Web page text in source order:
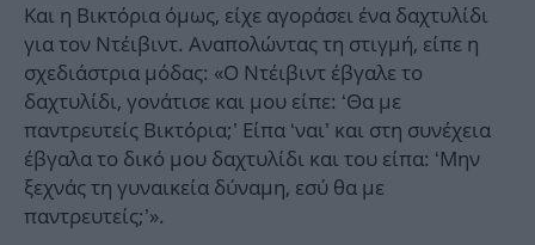
Και η Βικτόρια όμως, είχε αγοράσει ένα δαχτυλίδι
για τον Ντέιβιντ. Αναπολώντας τη στιγμή, είπε η
σχεδιάστρια μόδας: «Ο Ντέιβιντ έβγαλε το
δαχτυλίδι, γονάτισε και μου είπε: ‘Θα με
παντρευτείς Βικτόρια;’ Είπα ‘ναι’ και στη συνέχεια
έβγαλα το δικό μου δαχτυλίδι και του είπα: ‘Μην
ξεχνάς τη γυναικεία δύναμη, εσύ θα με
παντρευτείς;’».